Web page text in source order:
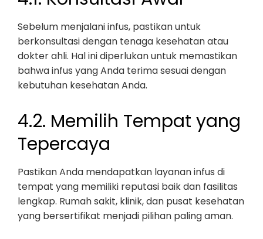
Sebelum menjalani infus, pastikan untuk
berkonsultasi dengan tenaga kesehatan atau
dokter ahli. Hal ini diperlukan untuk memastikan
bahwa infus yang Anda terima sesuai dengan
kebutuhan kesehatan Anda.
4.2. Memilih Tempat yang
Tepercaya
Pastikan Anda mendapatkan layanan infus di
tempat yang memiliki reputasi baik dan fasilitas
lengkap. Rumah sakit, klinik, dan pusat kesehatan
yang bersertifikat menjadi pilihan paling aman.